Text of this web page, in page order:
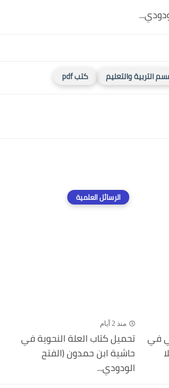
التربية والتعليم كتب pdf
في
الرسائل العلمية
منذ 2 أيام
تحميل كتاب العلة النحوية في
حاشية ابن حمدون (الفتح
الودودي...